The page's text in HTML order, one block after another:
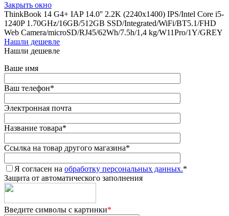
Закрыть окно
ThinkBook 14 G4+ IAP 14.0'' 2.2K (2240x1400) IPS/Intel Core i5-
1240P 1.70GHz/16GB/512GB SSD/Integrated/WiFi/BT5.1/FHD
Web Camera/microSD/RJ45/62Wh/7.5h/1,4 kg/W11Pro/1Y/GREY
Нашли дешевле
Нашли дешевле
Ваше имя
Ваш телефон*
Электронная почта
Название товара*
Ссылка на товар другого магазина*
Я согласен на обработку персональных данных.*
Защита от автоматического заполнения
Введите символы с картинки*